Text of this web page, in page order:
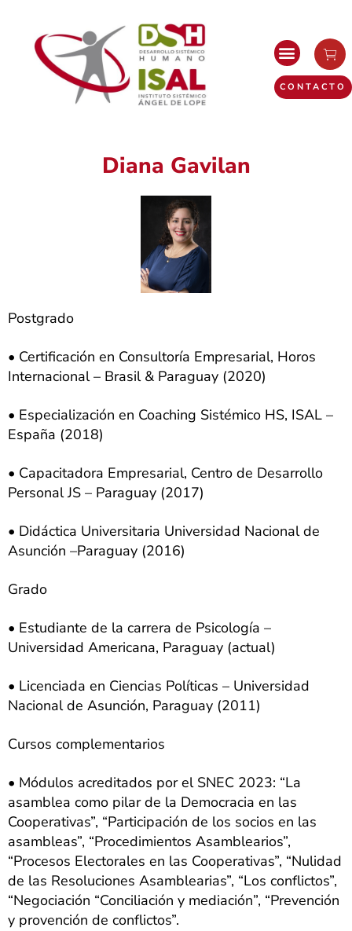
CONTACTO
Diana Gavilan
Postgrado
• Certificación en Consultoría Empresarial, Horos
Internacional – Brasil & Paraguay (2020)
• Especialización en Coaching Sistémico HS, ISAL –
España (2018)
• Capacitadora Empresarial, Centro de Desarrollo
Personal JS – Paraguay (2017)
• Didáctica Universitaria Universidad Nacional de
Asunción –Paraguay (2016)
Grado
• Estudiante de la carrera de Psicología –
Universidad Americana, Paraguay (actual)
• Licenciada en Ciencias Políticas – Universidad
Nacional de Asunción, Paraguay (2011)
Cursos complementarios
• Módulos acreditados por el SNEC 2023: “La
asamblea como pilar de la Democracia en las
Cooperativas”, “Participación de los socios en las
asambleas”, “Procedimientos Asamblearios”,
“Procesos Electorales en las Cooperativas”, “Nulidad
de las Resoluciones Asamblearias”, “Los conflictos”,
“Negociación “Conciliación y mediación”, “Prevención
y provención de conflictos”.